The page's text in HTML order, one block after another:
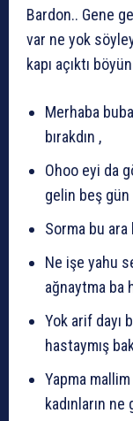
Bardon.. Gene
var ne yok
kapı açıktı
Merhaba
bırakdın ,
Ohoo eyi da
gelin beş gün
Sorma bu
Ne işe yahu
ağnaytma ba
Yok arif dayı
hastaymış
Yapma
kadınların